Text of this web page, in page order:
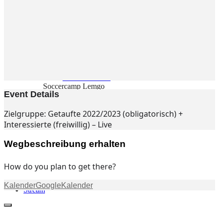
Soccercamp Lemgo
Junge Erwachsene
Gemeinde Hameln
MBG Hameln
Fotos
Stream
Event Details
Zielgruppe: Getaufte 2022/2023 (obligatorisch) +
Interessierte (freiwillig) – Live
Wegbeschreibung erhalten
How do you plan to get there?
KalenderGoogleKalender